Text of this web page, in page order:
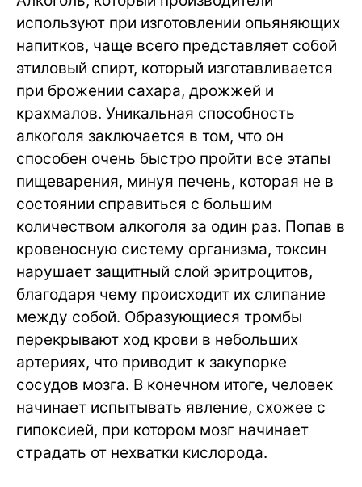
используют при изготовлении опьяняющих
напитков, чаще всего представляет собой
этиловый спирт, который изготавливается
при брожении сахара, дрожжей и
крахмалов. Уникальная способность
алкоголя заключается в том, что он
способен очень быстро пройти все этапы
пищеварения, минуя печень, которая не в
состоянии справиться с большим
количеством алкоголя за один раз. Попав в
кровеносную систему организма, токсин
нарушает защитный слой эритроцитов,
благодаря чему происходит их слипание
между собой. Образующиеся тромбы
перекрывают ход крови в небольших
артериях, что приводит к закупорке
сосудов мозга. В конечном итоге, человек
начинает испытывать явление, схожее с
гипоксией, при котором мозг начинает
страдать от нехватки кислорода.